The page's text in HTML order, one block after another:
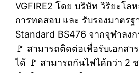
VGFIRE2 โดย บริษัท วิริยะโล
การทดสอบ และ รับรองมาตรฐ
Standard BS476 จากจุฬาลง
🚩 สามารถติดต่อเพื่อรับเอกส
ได้ 🚩 สามารถกันไฟได้กว่า 2